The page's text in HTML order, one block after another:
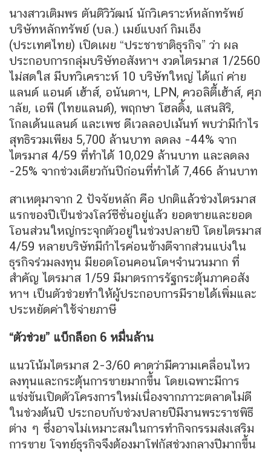
นางสาวเติมพร ตันติวิวัฒน์ นักวิเคราะห์หลักทรัพย์
บริษัทหลักทรัพย์ (บล.) เมย์แบงก์ กิมเอ็ง
(ประเทศไทย) เปิดเผย “ประชาชาติธุรกิจ” ว่า ผล
ประกอบการกลุ่มบริษัทอสังหาฯ งวดไตรมาส 1/2560
ไม่สดใส มีบทวิเคราะห์ 10 บริษัทใหญ่ ได้แก่ ค่าย
แลนด์ แอนด์ เฮ้าส์, อนันดาฯ, LPN, ควอลิตี้เฮ้าส์, ศุภ
าลัย, เอพี (ไทยแลนด์), พฤกษา โฮลดิ้ง, แสนสิริ,
โกลเด้นแลนด์ และเพซ ดีเวลลอปเม้นท์ พบว่ามีกำไร
สุทธิรวมเพียง 5,700 ล้านบาท ลดลง -44% จาก
ไตรมาส 4/59 ที่ทำได้ 10,029 ล้านบาท และลดลง
-25% จากช่วงเดียวกันปีก่อนที่ทำได้ 7,466 ล้านบาท
สาเหตุมาจาก 2 ปัจจัยหลัก คือ ปกติแล้วช่วงไตรมาส
แรกของปีเป็นช่วงโลว์ซีซั่นอยู่แล้ว ยอดขายและยอด
โอนส่วนใหญ่กระจุกตัวอยู่ในช่วงปลายปี โดยไตรมาส
4/59 หลายบริษัทมีกำไรค่อนข้างดีจากส่วนแบ่งใน
ธุรกิจร่วมลงทุน มียอดโอนคอนโดฯจำนวนมาก ที่
สำคัญ ไตรมาส 1/59 มีมาตรการรัฐกระตุ้นภาคอสัง
หาฯ เป็นตัวช่วยทำให้ผู้ประกอบการมีรายได้เพิ่มและ
ประหยัดค่าใช้จ่ายภาษี
“ตัวช่วย” แบ็กล็อก 6 หมื่นล้าน
แนวโน้มไตรมาส 2-3/60 คาดว่ามีความเคลื่อนไหว
ลงทุนและกระตุ้นการขายมากขึ้น โดยเฉพาะมีการ
แข่งขันเปิดตัวโครงการใหม่เนื่องจากภาวะตลาดไม่ดี
ในช่วงต้นปี ประกอบกับช่วงปลายปีมีงานพระราชพิธี
ต่าง ๆ ซึ่งอาจไม่เหมาะสมในการทำกิจกรรมส่งเสริม
การขาย โจทย์ธุรกิจจึงต้องมาโฟกัสช่วงกลางปีมากขึ้น